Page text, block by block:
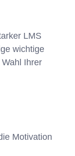
LMS
wichtige
Ihrer
Motivation